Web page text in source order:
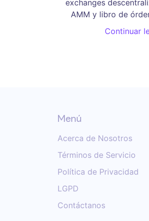
exchanges
AMM y libro de
liquidez y los
Continuar
Menú
Acerca de Nosotros
Términos de Servicio
Política de Privacidad
LGPD
Contáctanos